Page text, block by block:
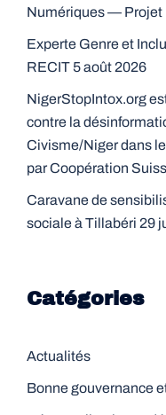
Numériques — Projet
Experte Genre et
RECIT 5 août 2026
NigerStopIntox.org
contre la
Civisme/Niger dans
par Coopération
Caravane de
sociale à Tillabéri 29
Catégories
Actualités
Bonne gouvernance